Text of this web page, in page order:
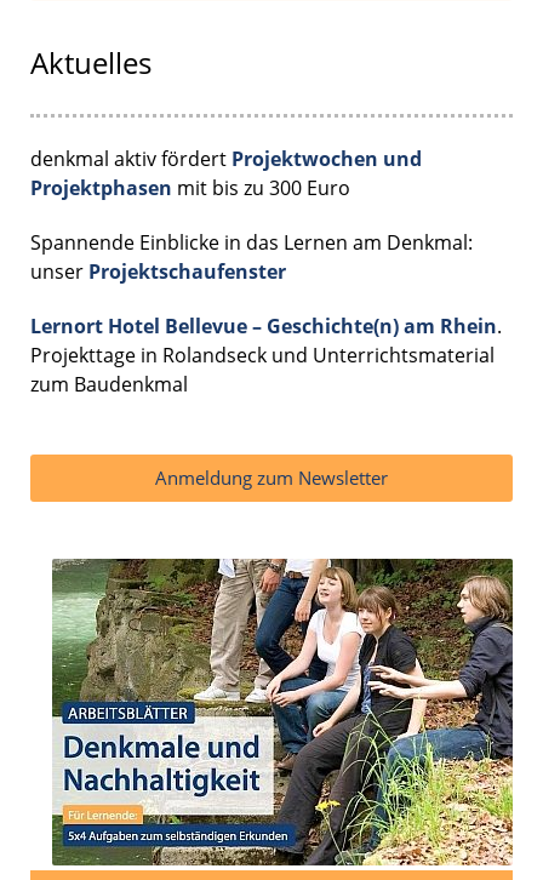
Aktuelles
denkmal aktiv fördert Projektwochen und
Projektphasen mit bis zu 300 Euro
Spannende Einblicke in das Lernen am Denkmal:
unser Projektschaufenster
Lernort Hotel Bellevue – Geschichte(n) am Rhein.
Projekttage in Rolandseck und Unterrichtsmaterial
zum Baudenkmal
Anmeldung zum Newsletter